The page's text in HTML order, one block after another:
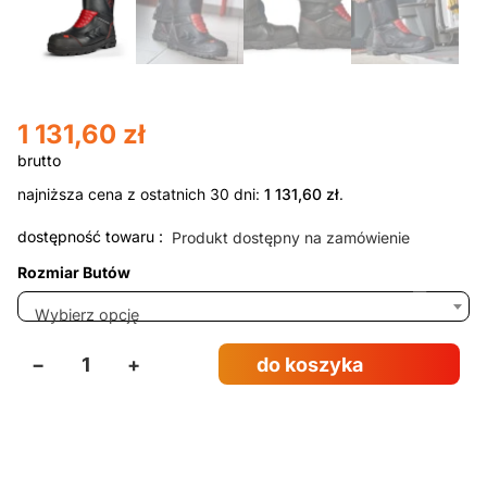
1 131,60 zł
najniższa cena z ostatnich 30 dni: 1 131,60 zł.
dostępność towaru : Produkt dostępny na zamówienie
Rozmiar Butów
Wybierz opcję
− + do koszyka